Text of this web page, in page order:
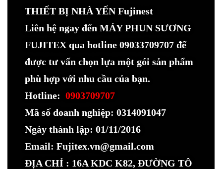
THIẾT BỊ NHÀ YẾN Fujinest
Liên hệ ngay đến MÁY PHUN SƯƠNG
FUJITEX qua hotline 09033709707 để
được tư vấn chọn lựa một gói sản phẩm
phù hợp với nhu cầu của bạn.
Hotline: 0903709707
Mã số doanh nghiệp: 0314091047
Ngày thành lập: 01/11/2016
Email: Fujitex.vn@gmail.com
ĐỊA CHỈ : 16A KDC K82, ĐƯỜNG TÔ